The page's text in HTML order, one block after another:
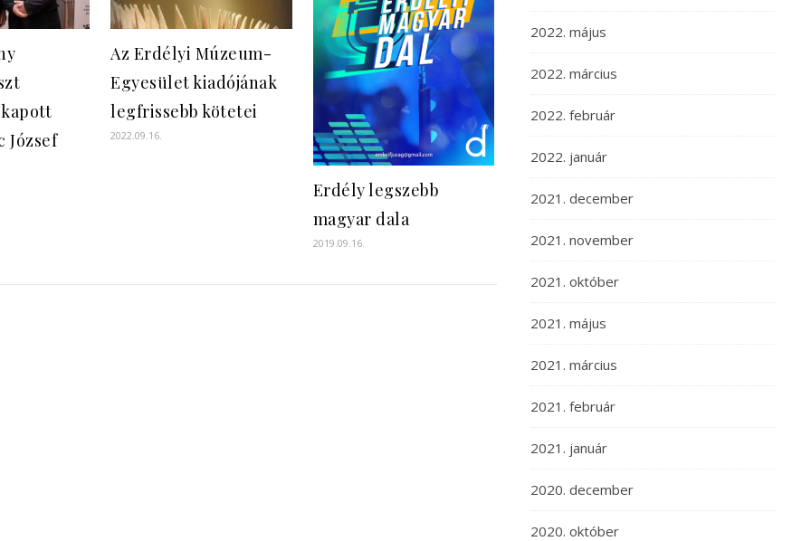
József
Az Erdélyi Múzeum-
Egyesület kiadójának
legfrissebb kötetei
2022.09.16.
Erdély legszebb
magyar dala
2019.09.16.
2022. május
2022. március
2022. február
2022. január
2021. december
2021. november
2021. október
2021. május
2021. március
2021. február
2021. január
2020. december
2020. október